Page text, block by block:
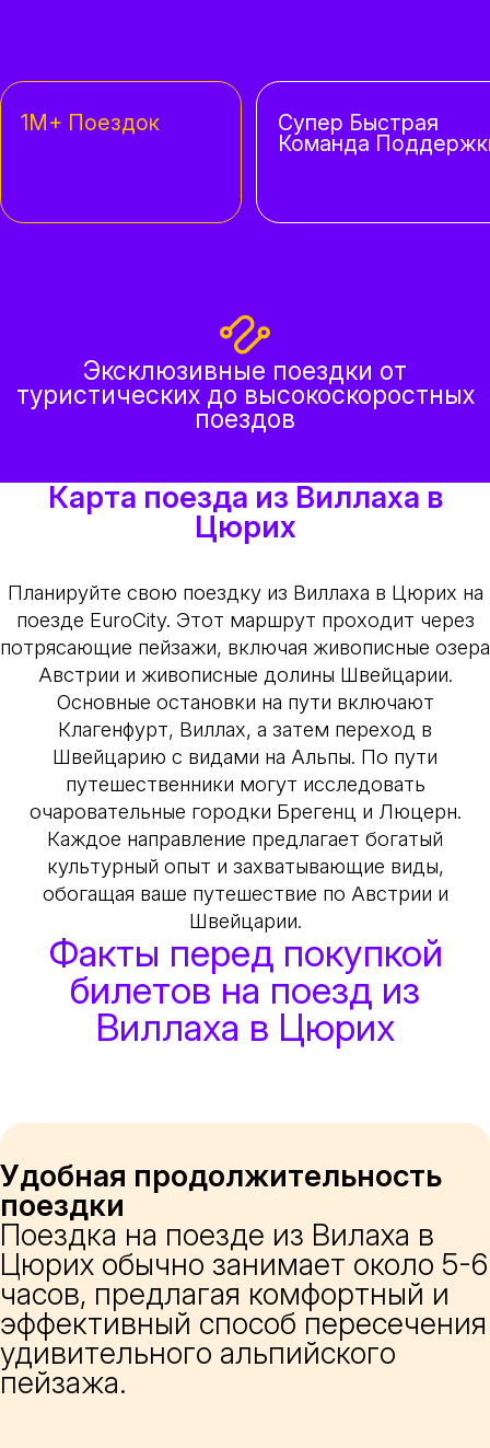
1M+ Поездок Супер Быстрая
Команда
Эксклюзивные поездки от
туристических до высокоскоростных
поездов
Карта поезда из Виллаха в
Цюрих
Планируйте свою поездку из Виллаха в Цюрих на
поезде EuroCity. Этот маршрут проходит через
потрясающие пейзажи, включая живописные озера
Австрии и живописные долины Швейцарии.
Основные остановки на пути включают
Клагенфурт, Виллах, а затем переход в
Швейцарию с видами на Альпы. По пути
путешественники могут исследовать
очаровательные городки Брегенц и Люцерн.
Каждое направление предлагает богатый
культурный опыт и захватывающие виды,
обогащая ваше путешествие по Австрии и
Швейцарии.
Факты перед покупкой
билетов на поезд из
Виллаха в Цюрих
Удобная продолжительность
поездки
Поездка на поезде из Вилаха в
Цюрих обычно занимает около 5-6
часов, предлагая комфортный и
эффективный способ пересечения
удивительного альпийского
пейзажа.